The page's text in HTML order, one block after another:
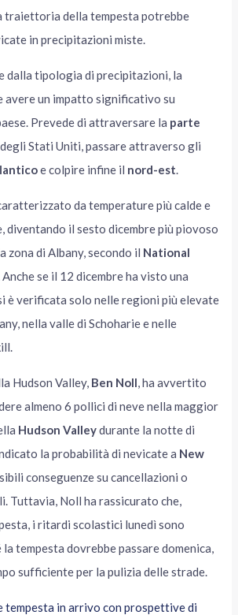
traiettoria della tempesta potrebbe
in precipitazioni miste.
dalla tipologia di precipitazioni, la
avere un impatto significativo su
Prevede di attraversare la parte
degli Stati Uniti, passare attraverso gli
e colpire infine il nord-est.
da temperature più calde e
diventando il sesto dicembre più piovoso
zona di Albany, secondo il National
Anche se il 12 dicembre ha visto una
è verificata solo nelle regioni più elevate
nella valle di Schoharie e nelle
Hudson Valley, Ben Noll, ha avvertito
almeno 6 pollici di neve nella maggior
Hudson Valleydurante la notte di
la probabilità di nevicate a New
conseguenze su cancellazioni o
Tuttavia, Noll ha rassicurato che,
i ritardi scolastici lunedì sono
tempesta dovrebbe passare domenica,
sufficiente per la pulizia delle strade.
tempesta in arrivo con prospettive di